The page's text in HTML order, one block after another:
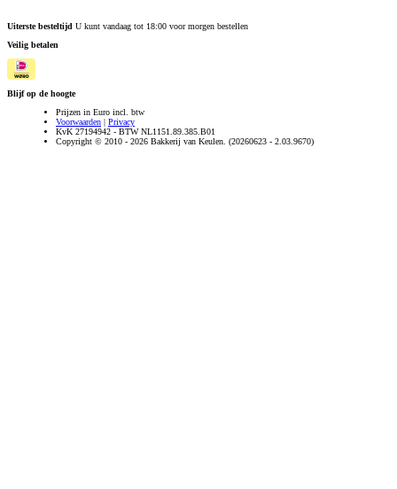
Uiterste besteltijd U kunt vandaag tot 18:00 voor morgen bestellen
Veilig betalen
Blijf op de hoogte
Prijzen in Euro incl. btw
Voorwaarden | Privacy
KvK 27194942 - BTW NL1151.89.385.B01
Copyright © 2010 - 2026 Bakkerij van Keulen. (20260623 - 2.03.9670)